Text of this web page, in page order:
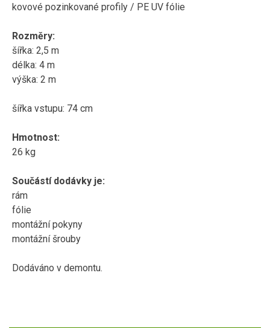
kovové pozinkované profily / PE UV fólie
Rozměry:
šířka: 2,5 m
délka: 4 m
výška: 2 m
šířka vstupu: 74 cm
Hmotnost:
26 kg
Součástí dodávky je:
rám
fólie
montážní pokyny
montážní šrouby
Dodáváno v demontu.